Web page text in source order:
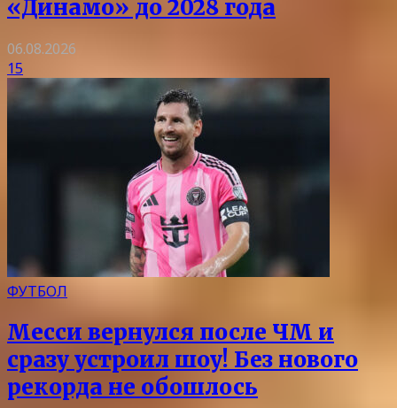
«Динамо» до 2028 года
06.08.2026
15
ФУТБОЛ
Месси вернулся после ЧМ и
сразу устроил шоу! Без нового
рекорда не обошлось